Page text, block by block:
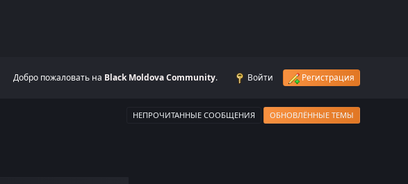
Добро пожаловать на Black Moldova Community. Войти Регистрация
НЕПРОЧИТАННЫЕ СООБЩЕНИЯ ОБНОВЛЁННЫЕ ТЕМЫ